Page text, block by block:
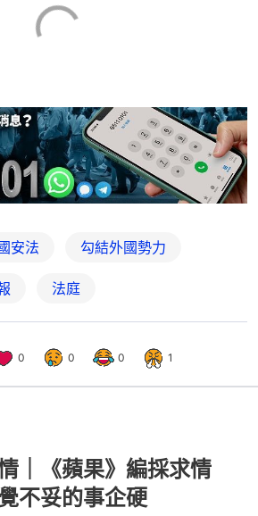
安法 勾結外國勢力
法庭
0 0 0 1
｜《蘋果》編採求情
不妥的事企硬